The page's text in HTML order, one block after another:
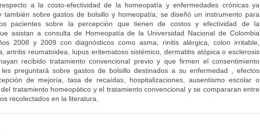
a la costo-efectividad de la homeopatía y enfermedades crónicas ya
también sobre gastos de bolsillo y homeopatía; se diseñó un instrumento para
pacientes sobre la percepción que tienen de costos y efectividad de la
asistan a consulta de Homeopatía de la Universidad Nacional de Colombia
2008 y 2009 con diagnósticos como asma, rinitis alérgica, colon irritable,
artritis reumatoidea, lupus eritematoso sistémico, dermatitis atópica o esclerosis
recibido tratamiento convencional previo y que firmen el consentimiento
les preguntará sobre gastos de bolsillo destinados a su enfermedad , efectos
de mejoría, tasa de recaídas, hospitalizaciones, ausentismo escolar o
tratamiento homeopático y el tratamiento convencional y se compararan entre
recolectados en la literatura.